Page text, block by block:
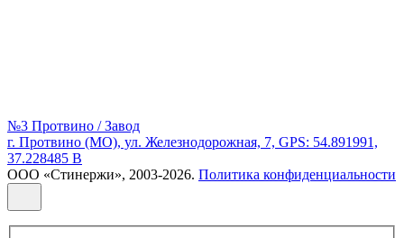
№3 Протвино / Завод
г. Протвино (МО), ул. Железнодорожная, 7, GPS: 54.891991,
37.228485 В
ООО «Стинержи», 2003-2026. Политика конфиденциальности